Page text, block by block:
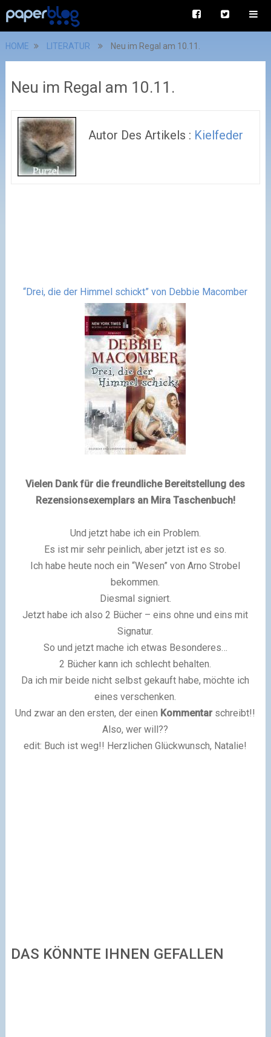
HOME LITERATUR Neu im Regal am 10.11.
Neu im Regal am 10.11.
Autor Des Artikels : Kielfeder
“Drei, die der Himmel schickt” von Debbie Macomber
Vielen Dank für die freundliche Bereitstellung des
Rezensionsexemplars an Mira Taschenbuch!
Und jetzt habe ich ein Problem.
Es ist mir sehr peinlich, aber jetzt ist es so.
Ich habe heute noch ein “Wesen” von Arno Strobel
bekommen.
Diesmal signiert.
Jetzt habe ich also 2 Bücher – eins ohne und eins mit
Signatur.
So und jetzt mache ich etwas Besonderes…
2 Bücher kann ich schlecht behalten.
Da ich mir beide nicht selbst gekauft habe, möchte ich
eines verschenken.
Und zwar an den ersten, der einen Kommentar schreibt!!
Also, wer will??
edit: Buch ist weg!! Herzlichen Glückwunsch, Natalie!
DAS KÖNNTE IHNEN GEFALLEN